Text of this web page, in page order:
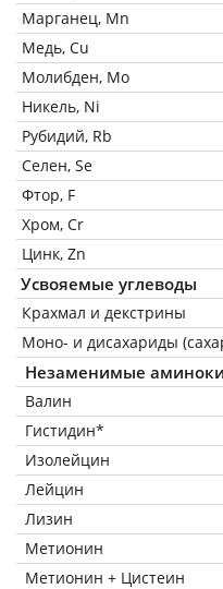
Марганец, Mn
Медь, Cu
Молибден, Mo
Никель, Ni
Рубидий, Rb
Селен, Se
Фтор, F
Хром, Cr
Цинк, Zn
Усвояемые углеводы
Крахмал и декстрины
Моно- и дисахариды
Незаменимые
Валин
Гистидин*
Изолейцин
Лейцин
Лизин
Метионин
Метионин + Цистеин